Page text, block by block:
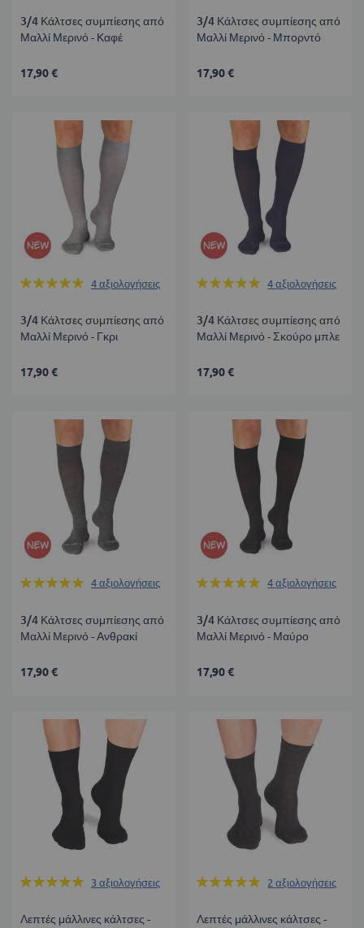
3/4 Κάλτσες συμπίεσης από
Μαλλί Μερινό - Καφέ
17,90 €
3/4 Κάλτσες συμπίεσης από
Μαλλί Μερινό - Μπορντό
17,90 €
Βαθμολογία:
4 αξιολογήσεις
3/4 Κάλτσες συμπίεσης από
Μαλλί Μερινό - Γκρι
17,90 €
Βαθμολογία:
4αξιολογήσεις
3/4 Κάλτσες συμπίεσης από
Μαλλί Μερινό - Σκούρο μπλε
17,90 €
Βαθμολογία:
4 αξιολογήσεις
3/4 Κάλτσες συμπίεσης από
Μαλλί Μερινό - Ανθρακί
17,90 €
Βαθμολογία:
4αξιολογήσεις
3/4 Κάλτσες συμπίεσης από
Μαλλί Μερινό - Μαύρο
17,90 €
Βαθμολογία:
3 αξιολογήσεις
Λεπτές μάλλινες κάλτσες -
Βαθμολογία:
2αξιολογήσεις
Λεπτές μάλλινες κάλτσες -